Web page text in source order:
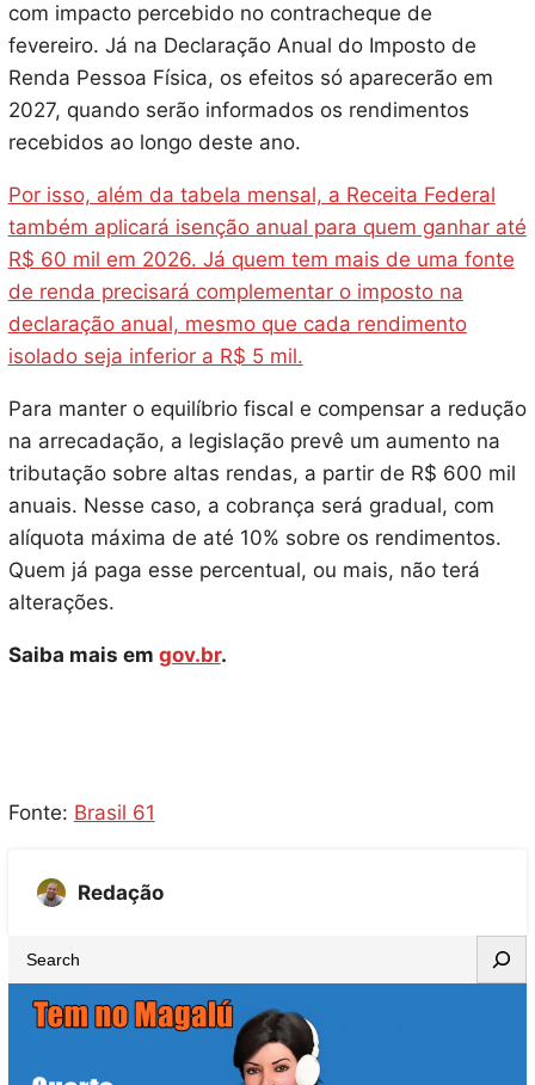
com impacto percebido no contracheque de
fevereiro. Já na Declaração Anual do Imposto de
Renda Pessoa Física, os efeitos só aparecerão em
2027, quando serão informados os rendimentos
recebidos ao longo deste ano.
Por isso, além da tabela mensal, a Receita Federal
também aplicará isenção anual para quem ganhar até
R$ 60 mil em 2026. Já quem tem mais de uma fonte
de renda precisará complementar o imposto na
declaração anual, mesmo que cada rendimento
isolado seja inferior a R$ 5 mil.
Para manter o equilíbrio fiscal e compensar a redução
na arrecadação, a legislação prevê um aumento na
tributação sobre altas rendas, a partir de R$ 600 mil
anuais. Nesse caso, a cobrança será gradual, com
alíquota máxima de até 10% sobre os rendimentos.
Quem já paga esse percentual, ou mais, não terá
alterações.
Saiba mais em gov.br.
Fonte: Brasil 61
Redação
e